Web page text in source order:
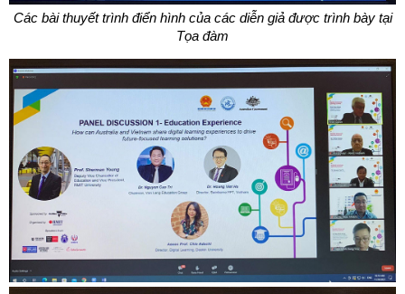
Các bài thuyết trình điển hình của các diễn giả được trình bày tại
Tọa đàm